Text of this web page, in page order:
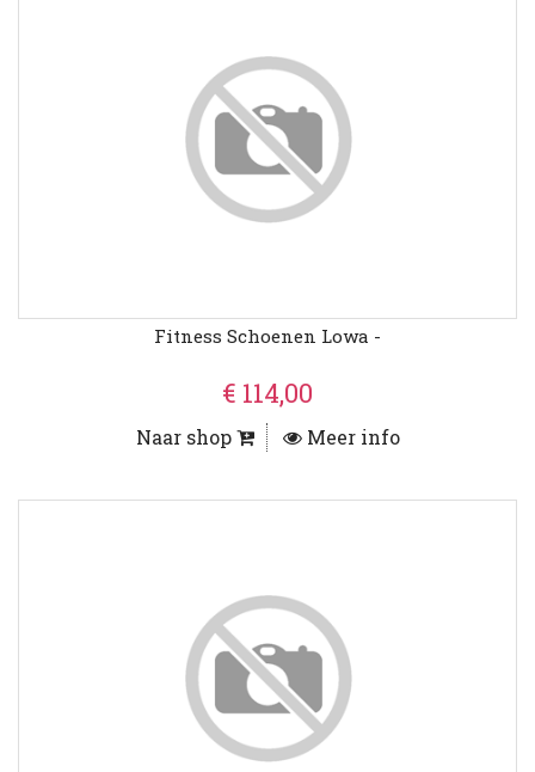
Fitness Schoenen Lowa -
€ 114,00
Naar shop Meer info